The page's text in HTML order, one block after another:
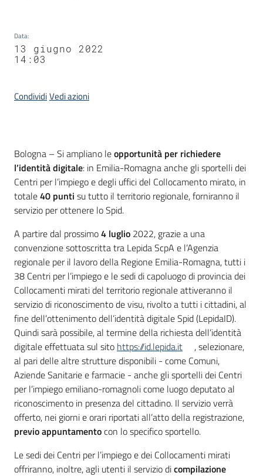
Data:
13 giugno 2022
14:03
CondividiVedi azioni
Contenuto
Bologna – Si ampliano leopportunità per richiedere
l’identità digitale: in Emilia-Romagna anche gli sportelli dei
Centri per l’impiego e degli uffici del Collocamento mirato, in
totale40 punti su tutto il territorio regionale, forniranno il
servizio per ottenere lo Spid.
A partire dal prossimo4 luglio 2022, grazie a una
convenzione sottoscritta tra Lepida ScpA e l’Agenzia
regionale per il lavoro della Regione Emilia-Romagna, tutti i
38 Centri per l’impiego e le sedi di capoluogo di provincia dei
Collocamenti mirati del territorio regionale attiveranno il
servizio di riconoscimento de visu, rivolto a tutti i cittadini, al
fine dell’ottenimento dell’identità digitale Spid (LepidaID).
Quindi sarà possibile, al termine della richiesta dell’identità
digitale effettuata sul sito https://id.lepida.it
, selezionare,
al pari delle altre strutture disponibili - come Comuni,
Aziende Sanitarie e farmacie - anche gli sportelli dei Centri
per l’impiego emiliano-romagnoli come luogo deputato al
riconoscimento in presenza del cittadino. Il servizio verrà
offerto, nei giorni e orari riportati all’atto della registrazione,
previo appuntamentocon lo specifico sportello.
Le sedi dei Centri per l’impiego e dei Collocamenti mirati
offriranno, inoltre, agli utenti il servizio dicompilazione